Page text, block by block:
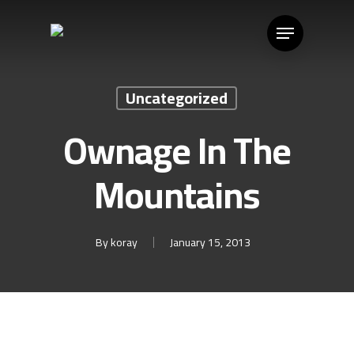
Uncategorized
Ownage In The
Mountains
Bykoray January 15, 2013